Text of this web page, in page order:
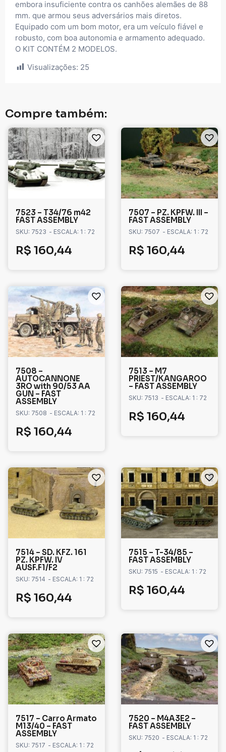
embora insuficiente contra os canhões alemães de 88
mm. que armou seus adversários mais diretos.
Equipado com um bom motor, era um veículo fiável e
robusto, com boa autonomia e armamento adequado.
O KIT CONTÉM 2 MODELOS.
Visualizações: 25
Compre também:
7523 – T34/76 m42
FAST ASSEMBLY
SKU: 7523 - ESCALA: 1 : 72
R$ 160,44
7507 – PZ. KPFW. III –
FAST ASSEMBLY
SKU: 7507 - ESCALA: 1 : 72
R$ 160,44
7508 –
AUTOCANNONE
3RO with 90/53 AA
GUN – FAST
ASSEMBLY
SKU: 7508 - ESCALA: 1 : 72
R$ 160,44
7513 – M7
PRIEST/KANGAROO
– FAST ASSEMBLY
SKU: 7513 - ESCALA: 1 : 72
R$ 160,44
7514 – SD. KFZ. 161
PZ. KPFW. IV
AUSF.F1/F2
SKU: 7514 - ESCALA: 1 : 72
R$ 160,44
7515 – T-34/85 –
FAST ASSEMBLY
SKU: 7515 - ESCALA: 1 : 72
R$ 160,44
7517 – Carro Armato
M13/40 – FAST
ASSEMBLY
SKU: 7517 - ESCALA: 1 : 72
7520 – M4A3E2 –
FAST ASSEMBLY
SKU: 7520 - ESCALA: 1 : 72